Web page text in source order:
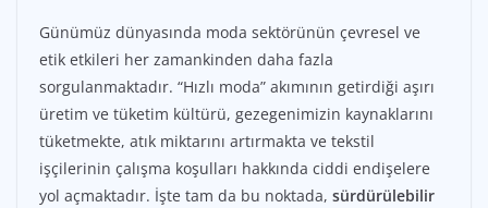
Günümüz dünyasında moda sektörünün çevresel ve
etik etkileri her zamankinden daha fazla
sorgulanmaktadır. “Hızlı moda” akımının getirdiği aşırı
üretim ve tüketim kültürü, gezegenimizin kaynaklarını
tüketmekte, atık miktarını artırmakta ve tekstil
işçilerinin çalışma koşulları hakkında ciddi endişelere
yol açmaktadır. İşte tam da bu noktada, sürdürülebilir